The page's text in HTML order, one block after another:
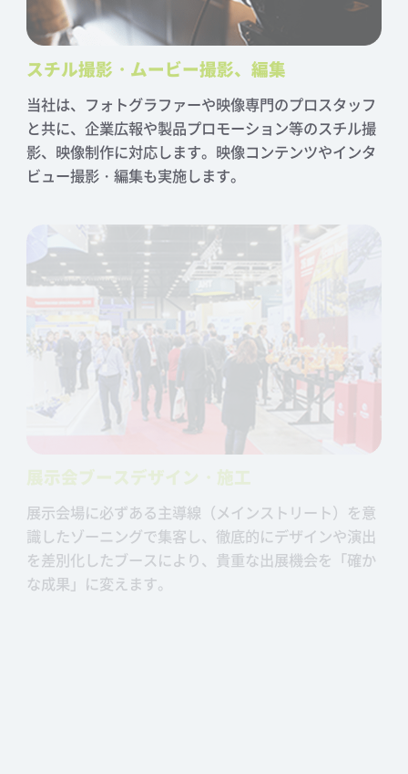
スチル撮影・ムービー撮影、編集
当社は、フォトグラファーや映像専門のプロスタッフ
と共に、企業広報や製品プロモーション等のスチル撮
影、映像制作に対応します。映像コンテンツやインタ
ビュー撮影・編集も実施します。
展示会ブースデザイン・施工
展示会場に必ずある主導線（メインストリート）を意
識したゾーニングで集客し、徹底的にデザインや演出
を差別化したブースにより、貴重な出展機会を「確か
な成果」に変えます。